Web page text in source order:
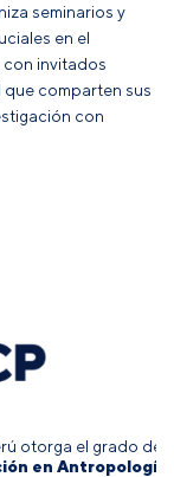
seminarios y
en el
invitados
comparten sus
con
otorga el grado de
en Antropología